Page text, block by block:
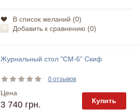
В список желаний (0)
Добавить к сравнению (0)
Журнальный стол "СМ-6" Скиф
0 отзывов
Цена
3 740 грн. Купить